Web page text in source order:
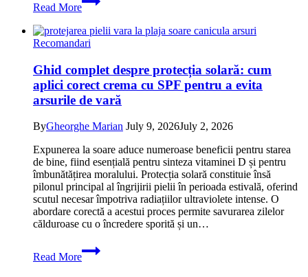
Read Morece
să
știi
protecția
solară
corectă
pentru
evita
arsurile
neplăcute
în
zilele
de
vară
Recomandari
Ghid complet despre protecția solară: cum
aplici corect crema cu SPF pentru a evita
arsurile de vară
ByGheorghe Marian July 9, 2026July 2, 2026
Expunerea la soare aduce numeroase beneficii pentru starea
de bine, fiind esențială pentru sinteza vitaminei D și pentru
îmbunătățirea moralului. Protecția solară constituie însă
pilonul principal al îngrijirii pielii în perioada estivală, oferind
scutul necesar împotriva radiațiilor ultraviolete intense. O
abordare corectă a acestui proces permite savurarea zilelor
călduroase cu o încredere sporită și un…
Read More
Ghid
complet